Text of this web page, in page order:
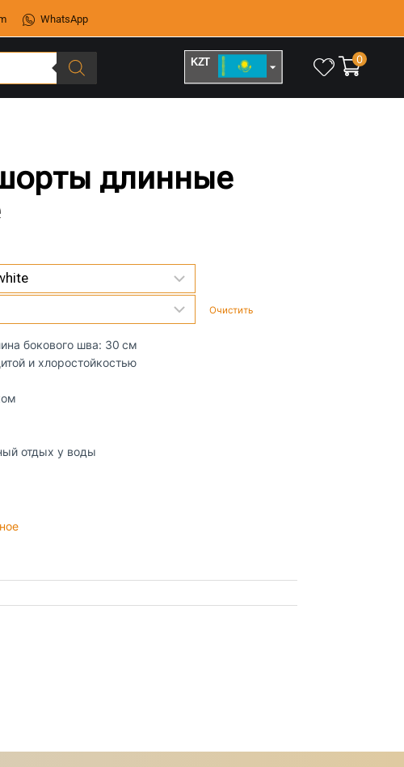
WhatsApp
KZT 0
длинные
Очистить
бокового шва: 30 см
и хлоростойкостью
отдых у воды